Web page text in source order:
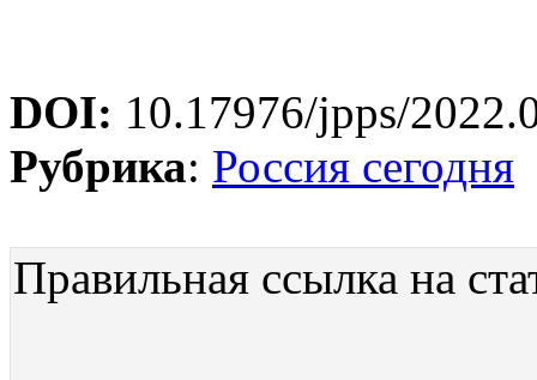
DOI: 10.17976/jpps/
Рубрика: Россия сегодня
Правильная ссылка на